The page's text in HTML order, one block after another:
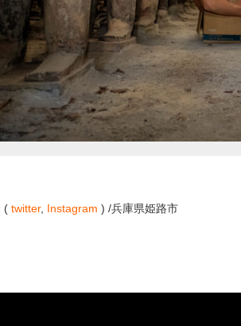
( twitter, Instagram ) /兵庫県姫路市